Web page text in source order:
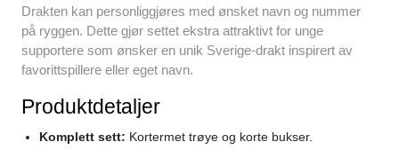
Drakten kan personliggjøres med ønsket navn og nummer
på ryggen. Dette gjør settet ekstra attraktivt for unge
supportere som ønsker en unik Sverige-drakt inspirert av
favorittspillere eller eget navn.
Produktdetaljer
Komplett sett: Kortermet trøye og korte bukser.